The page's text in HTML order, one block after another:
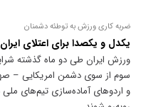
ضربه کاری ورزش به توطئه دشمنان
یکدل و یکصدا برای اعتلای ایران
ورزش ایران طی دو ماه گذشته
سوم از سوی دشمن امریکایی –
و اردو‌های آماده‌سازی تیم‌های